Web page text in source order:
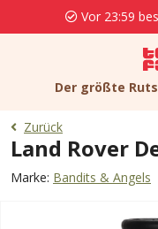
Vor 23:59 bestellt,
Der größte
Zurück
Land Rover
Marke: Bandits & Angels